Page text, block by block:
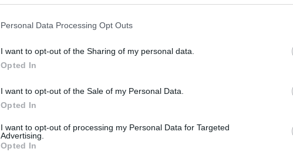
Personal Data Processing Opt Outs
I want to opt-out of the Sharing of my personal data.
Opted In
I want to opt-out of the Sale of my Personal Data.
Opted In
I want to opt-out of processing my Personal Data for Targeted
Advertising.
Opted In